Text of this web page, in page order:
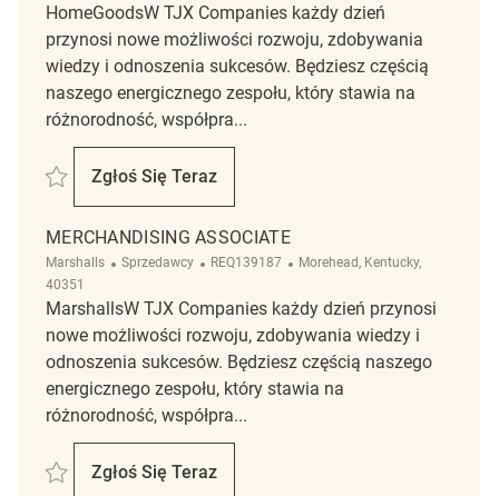
HomeGoodsW TJX Companies każdy dzień
przynosi nowe możliwości rozwoju, zdobywania
wiedzy i odnoszenia sukcesów. Będziesz częścią
naszego energicznego zespołu, który stawia na
różnorodność, współpra...
Zapisać merchandising associate REQ5515
Zgłoś Się Teraz
Merchandising Associate
MERCHANDISING ASSOCIATE
Marshalls Kategoria
Sprzedawcy ReqId
REQ139187 Lokalizacja
Morehead, Kentucky,
40351
MarshallsW TJX Companies każdy dzień przynosi
nowe możliwości rozwoju, zdobywania wiedzy i
odnoszenia sukcesów. Będziesz częścią naszego
energicznego zespołu, który stawia na
różnorodność, współpra...
Zapisać Merchandising Associate REQ139187
Zgłoś Się Teraz
Merchandising Associate